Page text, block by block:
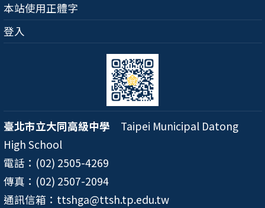
本站使用正體字
登入
臺北市立大同高級中學 Taipei Municipal Datong
High School
電話：(02) 2505-4269
傳真：(02) 2507-2094
通訊信箱：ttshga@ttsh.tp.edu.tw